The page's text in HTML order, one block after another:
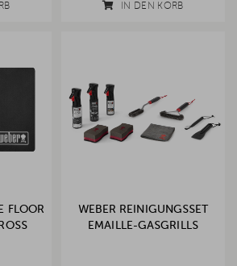
IN DEN KORB
FLOOR
WEBER REINIGUNGSSET
EMAILLE-GASGRILLS